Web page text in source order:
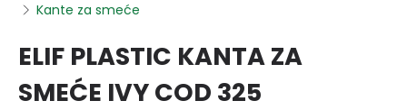
Kante za smeće
ELIF PLASTIC KANTA ZA
SMEĆE IVY COD 325